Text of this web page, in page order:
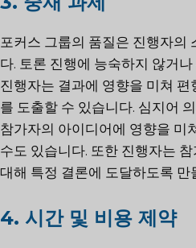
포커스 그룹의 품질은 진행자의
다. 토론 진행에 능숙하지 않거
진행자는 결과에 영향을 미쳐
를 도출할 수 있습니다. 심지어
참가자의 아이디어에 영향을 미
수도 있습니다. 또한 진행자는
대해 특정 결론에 도달하도록 만
4. 시간 및 비용 제약